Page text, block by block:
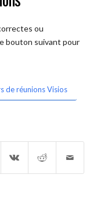
ou
bouton suivant pour
de réunions Visios